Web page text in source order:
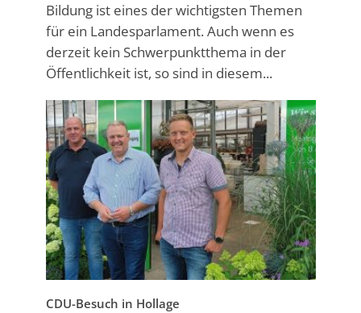
Bildung ist eines der wichtigsten Themen
für ein Landesparlament. Auch wenn es
derzeit kein Schwerpunktthema in der
Öffentlichkeit ist, so sind in diesem...
CDU-Besuch in Hollage